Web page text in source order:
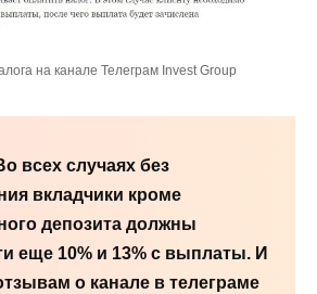
на канале Телеграм Invest Group
всех случаях без
вкладчики кроме
депозита должны
еще 10% и 13% с выплаты. И
о канале в телеграме